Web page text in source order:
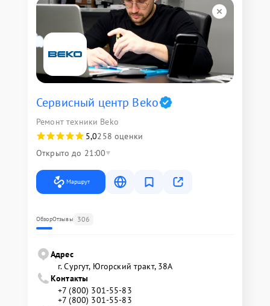
Сервисный центр Beko
Ремонт техники Beko
5,0258 оценки
Открыто до 21:00
Маршрут
ОбзорОтзывы 306
Адрес
г. Сургут, Югорский тракт, 38А
Контакты
+7 (800) 301-55-83
+7 (800) 301-55-83